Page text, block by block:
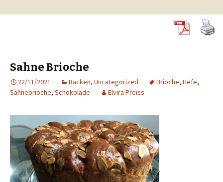
Sahne Brioche
22/11/2021 Backen, Uncategorized Brioche, Hefe,
Sahnebrioche, Schokolade Elvira Preiss